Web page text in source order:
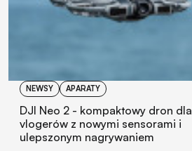
NEWSY APARATY
DJI Neo 2 - kompaktowy dron dla
vlogerów z nowymi sensorami i
ulepszonym nagrywaniem